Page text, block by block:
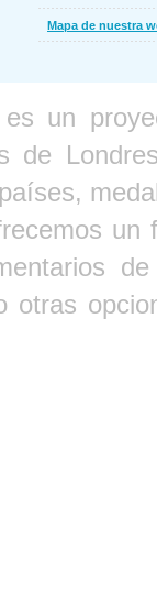
Mapa de nuestra
es un
de
un
otras